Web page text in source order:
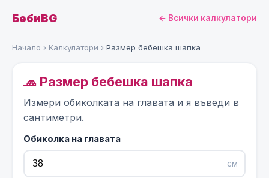
БебиBG ← Всички калкулатори
Начало › Калкулатори › Размер бебешка шапка
🧢 Размер бебешка шапка
Измери обиколката на главата и я въведи в
сантиметри.
Обиколка на главата
см